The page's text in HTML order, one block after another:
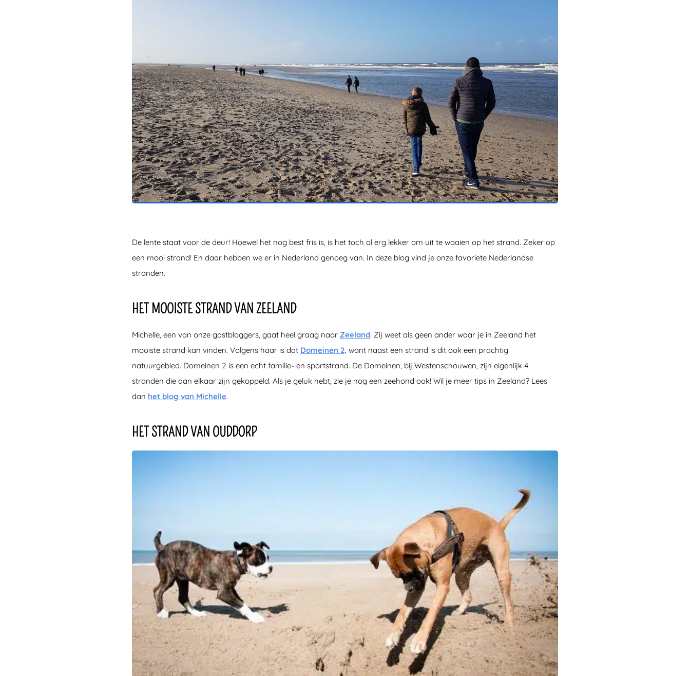
De lente staat voor de deur! Hoewel het nog best fris is, is het toch al erg lekker om uit te waaien op het strand. Zeker op
een mooi strand! En daar hebben we er in Nederland genoeg van. In deze blog vind je onze favoriete Nederlandse
stranden.
HET MOOISTE STRAND VAN ZEELAND
Michelle, een van onze gastbloggers, gaat heel graag naar Zeeland. Zij weet als geen ander waar je in Zeeland het
mooiste strand kan vinden. Volgens haar is dat Domeinen 2, want naast een strand is dit ook een prachtig
natuurgebied. Domeinen 2 is een echt familie- en sportstrand. De Domeinen, bij Westenschouwen, zijn eigenlijk 4
stranden die aan elkaar zijn gekoppeld. Als je geluk hebt, zie je nog een zeehond ook! Wil je meer tips in Zeeland? Lees
dan het blog van Michelle.
HET STRAND VAN OUDDORP